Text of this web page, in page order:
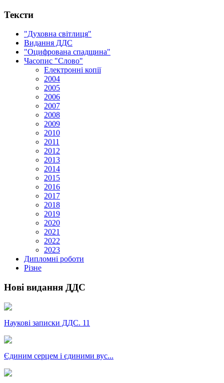
Тексти
"Духовна світлиця"
Видання ДДС
"Оцифрована спадщина"
Часопис "Слово"
Електронні копії
2004
2005
2006
2007
2008
2009
2010
2011
2012
2013
2014
2015
2016
2017
2018
2019
2020
2021
2022
2023
Дипломні роботи
Різне
Нові видання ДДС
Наукові записки ДДС. 11
Єдиним серцем і єдиними вус...